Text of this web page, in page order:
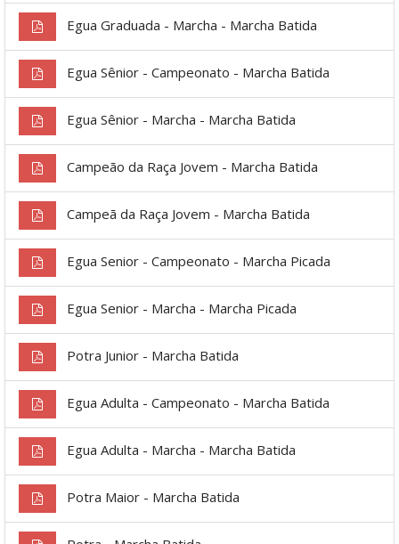
Egua Graduada - Marcha - Marcha Batida
Egua Sênior - Campeonato - Marcha Batida
Egua Sênior - Marcha - Marcha Batida
Campeão da Raça Jovem - Marcha Batida
Campeã da Raça Jovem - Marcha Batida
Egua Senior - Campeonato - Marcha Picada
Egua Senior - Marcha - Marcha Picada
Potra Junior - Marcha Batida
Egua Adulta - Campeonato - Marcha Batida
Egua Adulta - Marcha - Marcha Batida
Potra Maior - Marcha Batida